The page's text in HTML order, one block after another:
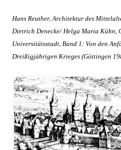
Hans Reuther, Architektur des
Dietrich Denecke/ Helga Maria Kühn,
Universitätsstadt, Band 1: Von den
Dreißigjährigen Krieges (Göttingen